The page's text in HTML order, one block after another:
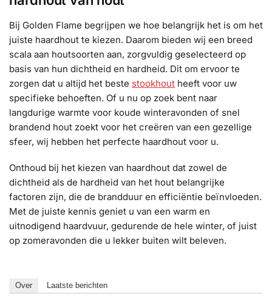
Bij Golden Flame begrijpen we hoe belangrijk het is om het
juiste haardhout te kiezen. Daarom bieden wij een breed
scala aan houtsoorten aan, zorgvuldig geselecteerd op
basis van hun dichtheid en hardheid. Dit om ervoor te
zorgen dat u altijd het beste stookhout heeft voor uw
specifieke behoeften. Of u nu op zoek bent naar
langdurige warmte voor koude winteravonden of snel
brandend hout zoekt voor het creëren van een gezellige
sfeer, wij hebben het perfecte haardhout voor u.
Onthoud bij het kiezen van haardhout dat zowel de
dichtheid als de hardheid van het hout belangrijke
factoren zijn, die de brandduur en efficiëntie beïnvloeden.
Met de juiste kennis geniet u van een warm en
uitnodigend haardvuur, gedurende de hele winter, of juist
op zomeravonden die u lekker buiten wilt beleven.
Over Laatste berichten